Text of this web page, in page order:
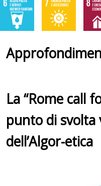
La “Rome call
punto di svolta
dell’Algor-etica